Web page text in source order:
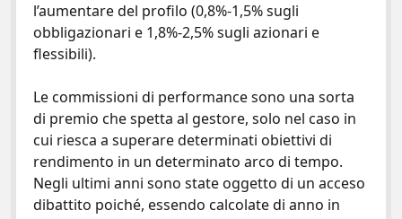
l’aumentare del profilo (0,8%-1,5% sugli
obbligazionari e 1,8%-2,5% sugli azionari e
flessibili).
Le commissioni di performance sono una sorta
di premio che spetta al gestore, solo nel caso in
cui riesca a superare determinati obiettivi di
rendimento in un determinato arco di tempo.
Negli ultimi anni sono state oggetto di un acceso
dibattito poiché, essendo calcolate di anno in